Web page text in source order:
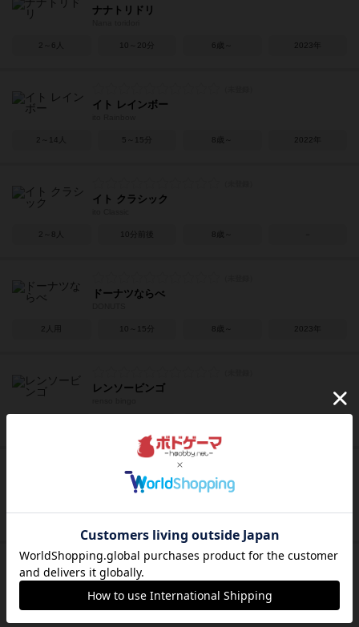
ナナトリドリ
2～6人 10～20分 6歳～ 2023年
イト レインボー
2～14人 5～15分 8歳～ 2022年
イト クラシック
2～8人 10分前後 8歳～
ドーナツならべ
2人用 10～15分 8歳～ 2023年
レンソービンゴ
チーム3・ピンク
TEAM3 PINK
ファントム・インク
4～8人 10～15分 13歳～ 2022年